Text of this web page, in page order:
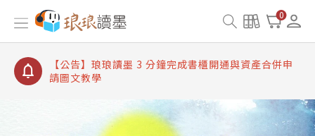
0
【公告】琅琅讀墨書櫃開通常見問題
【公告】琅琅讀墨 3 分鐘完成書櫃開通與資產合併申
【公告】琅琅書店服務升級重要說明及資產合併結果
查詢
【公告】琅琅讀墨數位閱讀資產合併與書櫃開通申請